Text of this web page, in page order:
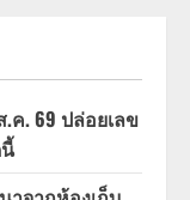
ค. 69 ปล่อยเลข